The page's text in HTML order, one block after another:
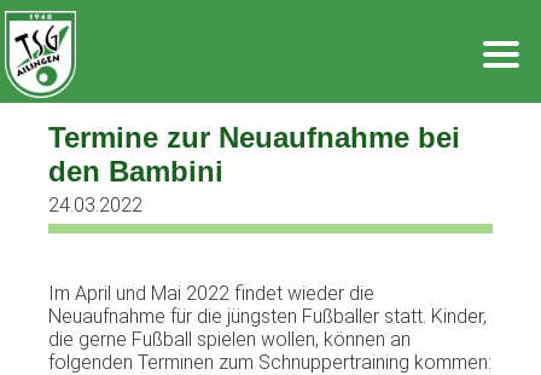
Zum
Inhalt
springen
Termine zur Neuaufnahme bei
den Bambini
24.03.2022
Im April und Mai 2022 findet wieder die
Neuaufnahme für die jüngsten Fußballer statt. Kinder,
die gerne Fußball spielen wollen, können an
folgenden Terminen zum Schnuppertraining kommen: